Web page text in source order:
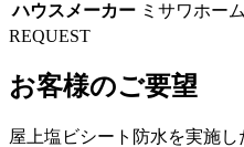
ハウスメーカー ミサワホーム
REQUEST
お客様のご要望
屋上塩ビシート防水を実施